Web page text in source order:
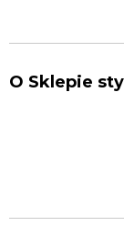
O Sklepie